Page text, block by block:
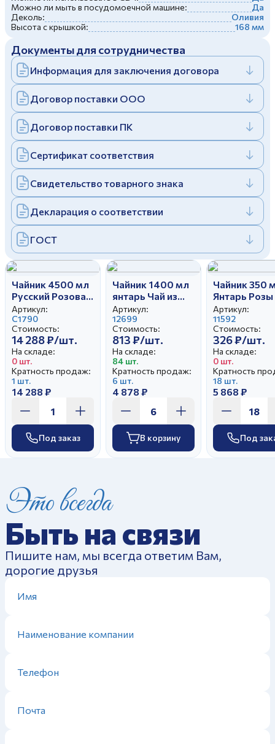
Заполняя и отправляя форму, вы соглашаетесь
c
Заполняя и отправляя форму, вы соглашаетесь
cполитикой конфиденциальности
Дулевский фарфоровый завод ©
Можно ли мыть в посудомоечной машине:
Да
Деколь:
Оливия
Высота с крышкой:
168 мм
Документы для сотрудничества
Информация для заключения договора
Договор поставки ООО
Договор поставки ПК
Сертификат соответствия
Свидетельство товарного знака
Декларация о соответствии
ГОСТ
Чайник 4500 мл
Русский Розовая
птица
Артикул:
С1790
Стоимость:
14 288 ₽/шт.
На складе:
0 шт.
Кратность продаж:
1 шт.
14 288 ₽
Под заказ
Чайник 1400 мл
янтарь Чай из
облепихи с
медом
Артикул:
12699
Стоимость:
813 ₽/шт.
На складе:
84 шт.
Кратность продаж:
6 шт.
4 878 ₽
В корзину
Чайник 350
Янтарь Розы
Артикул:
11592
Стоимость:
326 ₽/шт.
На складе:
0 шт.
Кратность
18 шт.
5 868 ₽
Под
Это всегда
Быть на связи
Пишите нам, мы всегда ответим Вам,
дорогие друзья